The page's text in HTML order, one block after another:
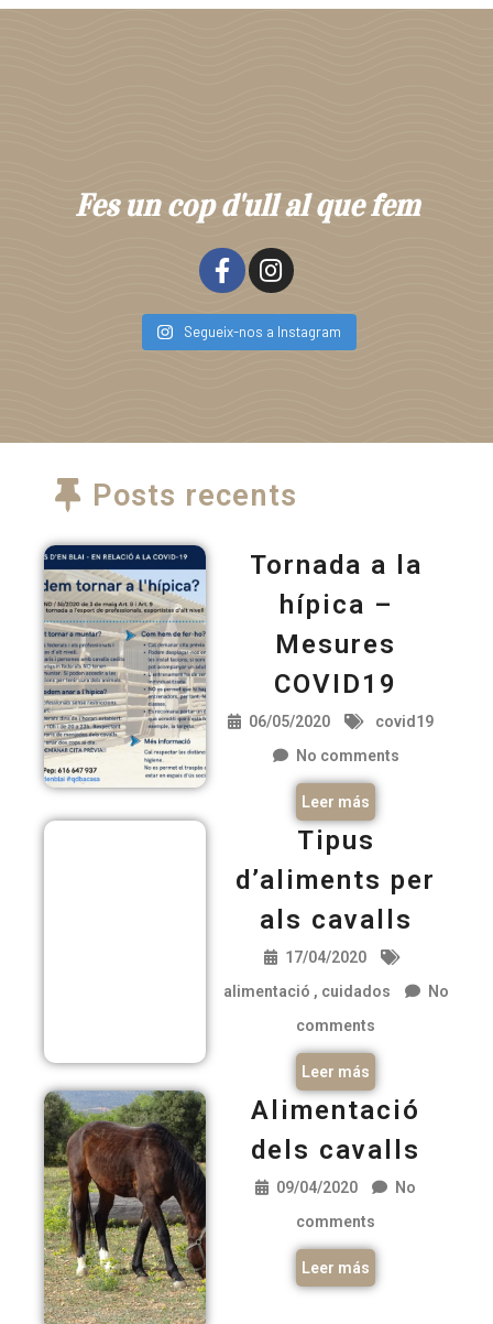
Fes un cop d'ull al que fem
Segueix-nos a Instagram
Posts recents
Tornada a la
hípica –
Mesures
COVID19
06/05/2020
covid19
No comments
Leer más
Tipus
d’aliments per
als cavalls
17/04/2020
alimentació
cuidados
No
comments
Leer más
Alimentació
dels cavalls
09/04/2020
No
comments
Leer más